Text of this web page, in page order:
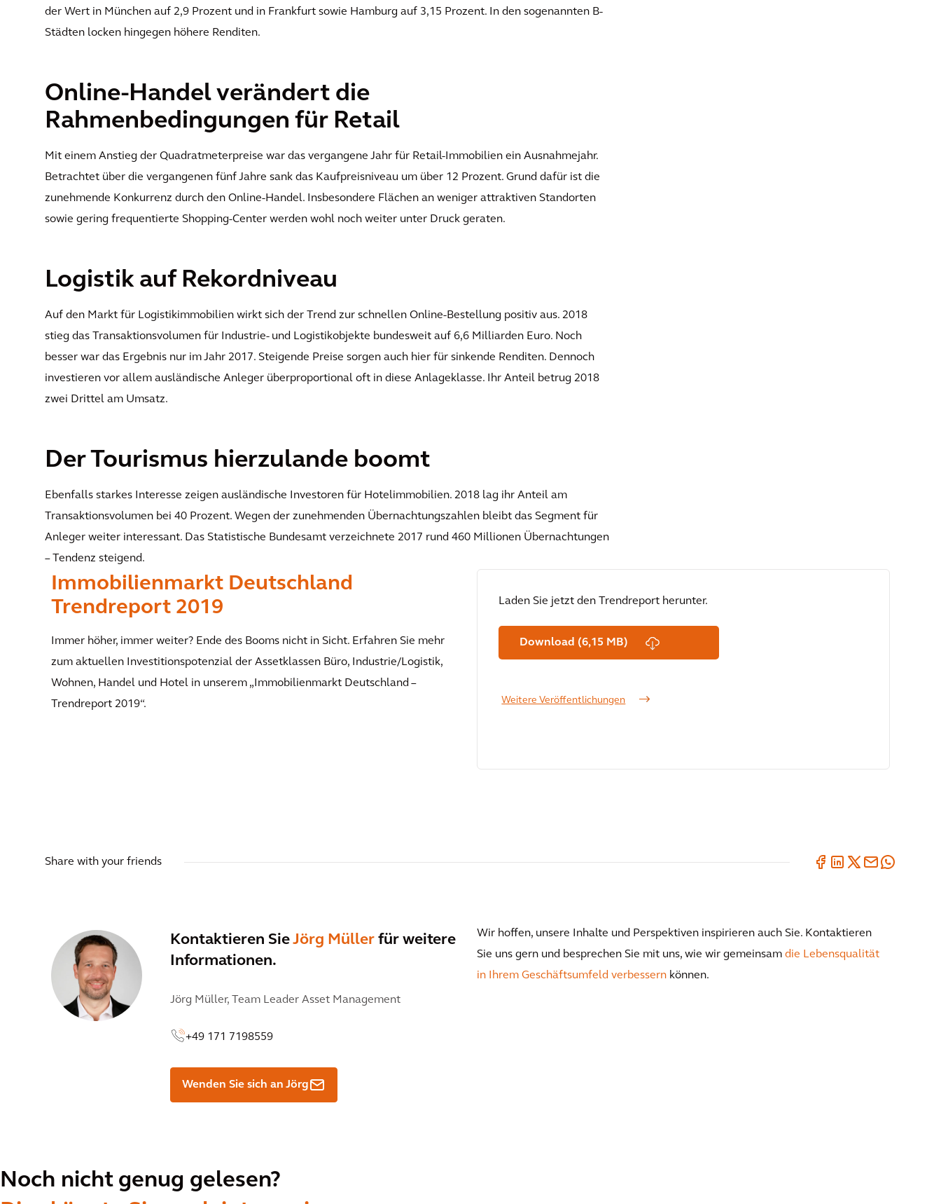
der Wert in München auf 2,9 Prozent und in Frankfurt sowie Hamburg auf 3,15 Prozent. In den sogenannten B-
Städten locken hingegen höhere Renditen.
Online-Handel verändert die
Rahmenbedingungen für Retail
Mit einem Anstieg der Quadratmeterpreise war das vergangene Jahr für Retail-Immobilien ein Ausnahmejahr.
Betrachtet über die vergangenen fünf Jahre sank das Kaufpreisniveau um über 12 Prozent. Grund dafür ist die
zunehmende Konkurrenz durch den Online-Handel. Insbesondere Flächen an weniger attraktiven Standorten
sowie gering frequentierte Shopping-Center werden wohl noch weiter unter Druck geraten.
Logistik auf Rekordniveau
Auf den Markt für Logistikimmobilien wirkt sich der Trend zur schnellen Online-Bestellung positiv aus. 2018
stieg das Transaktionsvolumen für Industrie- und Logistikobjekte bundesweit auf 6,6 Milliarden Euro. Noch
besser war das Ergebnis nur im Jahr 2017. Steigende Preise sorgen auch hier für sinkende Renditen. Dennoch
investieren vor allem ausländische Anleger überproportional oft in diese Anlageklasse. Ihr Anteil betrug 2018
zwei Drittel am Umsatz.
Der Tourismus hierzulande boomt
Ebenfalls starkes Interesse zeigen ausländische Investoren für Hotelimmobilien. 2018 lag ihr Anteil am
Transaktionsvolumen bei 40 Prozent. Wegen der zunehmenden Übernachtungszahlen bleibt das Segment für
Anleger weiter interessant. Das Statistische Bundesamt verzeichnete 2017 rund 460 Millionen Übernachtungen
– Tendenz steigend.
Immobilienmarkt Deutschland
Trendreport 2019
Immer höher, immer weiter? Ende des Booms nicht in Sicht. Erfahren Sie mehr
zum aktuellen Investitionspotenzial der Assetklassen Büro, Industrie/Logistik,
Wohnen, Handel und Hotel in unserem „Immobilienmarkt Deutschland –
Trendreport 2019“.
Laden Sie jetzt den Trendreport herunter.
Download (6,15 MB)
Weitere Veröffentlichungen
Share with your friends
Kontaktieren SieJörg Müller für weitere
Informationen.
Jörg Müller, Team Leader Asset Management
+49 171 7198559
Wenden Sie sich an Jörg
Wir hoffen, unsere Inhalte und Perspektiven inspirieren auch Sie. Kontaktieren
Sie uns gern und besprechen Sie mit uns, wie wir gemeinsamdie Lebensqualität
in Ihrem Geschäftsumfeld verbessern können.
Noch nicht genug gelesen?